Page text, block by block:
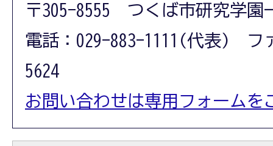
〒305-8555 つくば市研究学園
電話：029-883-1111(代表) フ
5624
お問い合わせは専用フォームを